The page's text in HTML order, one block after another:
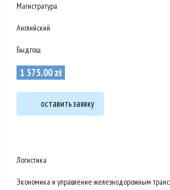
Магистратура
Английский
Быдгощ
1 575.00zł
оставить заявку
Логистика
Экономика и управление железнодорожным